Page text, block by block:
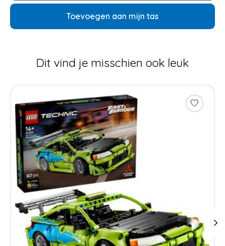
Toevoegen aan mijn tas
Dit vind je misschien ook leuk